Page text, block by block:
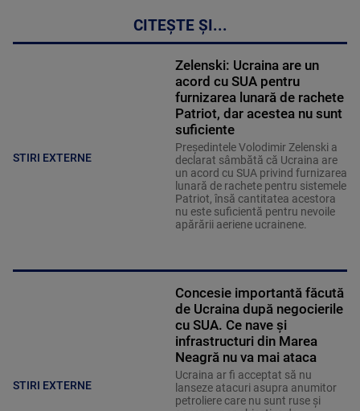
CITEȘTE ȘI...
STIRI EXTERNE
Zelenski: Ucraina are un
acord cu SUA pentru
furnizarea lunară de rachete
Patriot, dar acestea nu sunt
suficiente
Preşedintele Volodimir Zelenski a
declarat sâmbătă că Ucraina are
un acord cu SUA privind furnizarea
lunară de rachete pentru sistemele
Patriot, însă cantitatea acestora
nu este suficientă pentru nevoile
apărării aeriene ucrainene.
STIRI EXTERNE
Concesie importantă făcută
de Ucraina după negocierile
cu SUA. Ce nave şi
infrastructuri din Marea
Neagră nu va mai ataca
Ucraina ar fi acceptat să nu
lanseze atacuri asupra anumitor
petroliere care nu sunt ruse şi